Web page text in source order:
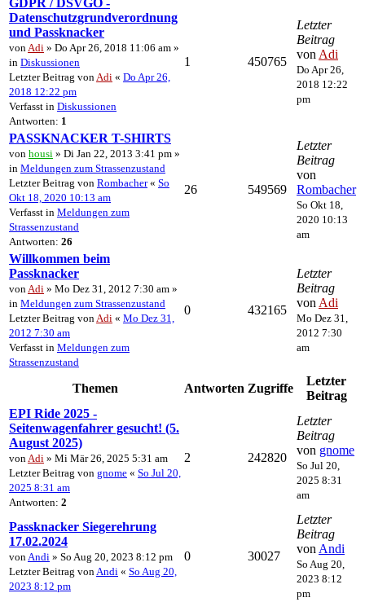
Datenschutzgrundverordnung
und Passknacker
von Adi » Do Apr 26, 2018 11:06 am »
in Diskussionen
Letzter Beitrag von Adi « Do Apr 26,
2018 12:22 pm
Verfasst in Diskussionen
Antworten: 1
1 450765
Letzter
Beitrag
von Adi
Do Apr 26,
2018 12:22
pm
PASSKNACKER T-SHIRTS
von housi » Di Jan 22, 2013 3:41 pm »
in Meldungen zum Strassenzustand
Letzter Beitrag von Rombacher« So
Okt 18, 2020 10:13 am
Verfasst in Meldungen zum
Strassenzustand
Antworten: 26
26 549569
Letzter
Beitrag
von
Rombacher
So Okt 18,
2020 10:13
am
Willkommen beim
Passknacker
von Adi » Mo Dez 31, 2012 7:30 am »
in Meldungen zum Strassenzustand
Letzter Beitrag von Adi « Mo Dez 31,
2012 7:30 am
Verfasst in Meldungen zum
Strassenzustand
0 432165
Letzter
Beitrag
von Adi
Mo Dez 31,
2012 7:30
am
Themen Antworten Zugriffe
Letzter
Beitrag
EPI Ride 2025 -
Seitenwagenfahrer gesucht! (5.
August 2025)
von Adi » Mi Mär 26, 2025 5:31 am
Letzter Beitrag von gnome « So Jul 20,
2025 8:31 am
Antworten: 2
2 242820
Letzter
Beitrag
von gnome
So Jul 20,
2025 8:31
am
Passknacker Siegerehrung
17.02.2024
von Andi » So Aug 20, 2023 8:12 pm
Letzter Beitrag von Andi « So Aug 20,
2023 8:12 pm
0 30027
Letzter
Beitrag
von Andi
So Aug 20,
2023 8:12
pm